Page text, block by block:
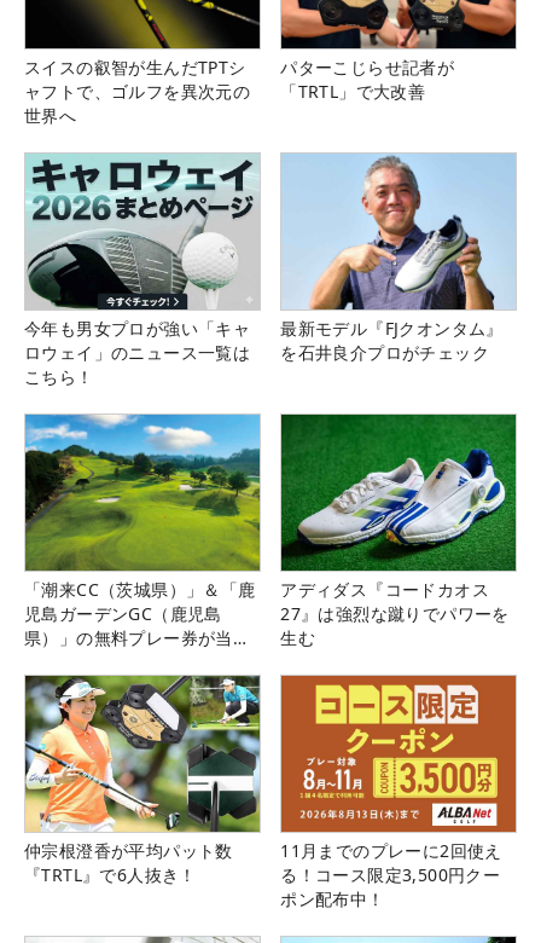
スイスの叡智が生んだTPTシ
ャフトで、ゴルフを異次元の
世界へ
パターこじらせ記者が
「TRTL」で大改善
今年も男女プロが強い「キャ
ロウェイ」のニュース一覧は
こちら！
最新モデル『FJクオンタム』
を石井良介プロがチェック
「潮来CC（茨城県）」＆「鹿
児島ガーデンGC（鹿児島
県）」の無料プレー券が当た
アディダス『コードカオス
27』は強烈な蹴りでパワーを
生む
仲宗根澄香が平均パット数
『TRTL』で6人抜き！
11月までのプレーに2回使え
る！コース限定3,500円クー
ポン配布中！